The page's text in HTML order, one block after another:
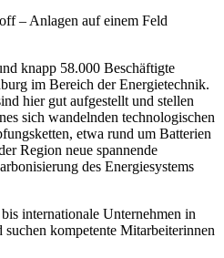
knapp 58.000 Beschäftigte
im Bereich der Energietechnik.
hier gut aufgestellt und stellen
sich wandelnden technologischen
etwa rund um Batterien
Region neue spannende
des Energiesystems
internationale Unternehmen in
kompetente Mitarbeiterinnen